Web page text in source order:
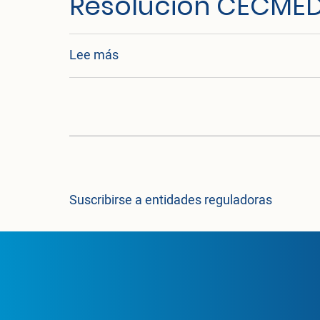
Lee mássobre Resolución CECMED 1
Suscribirse a entidades reguladoras